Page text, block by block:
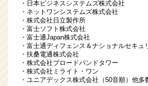
ら
ス
カ
ウ
ト
が
届
く
・日本ビジネスシステムズ株式会社
・ネットワンシステムズ株式会社
・株式会社日立製作所
・富士ソフト株式会社
・富士通Japan株式会社
・富士通ディフェンス＆ナショナルセキュ
・扶桑電通株式会社
・株式会社ブロードバンドタワー
・株式会社ミライト・ワン
・ユニアデックス株式会社（50音順）他多